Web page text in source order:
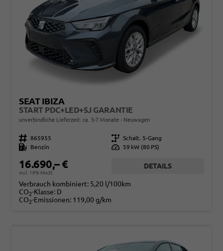
SEAT IBIZA
START PDC+LED+5J GARANTIE
unverbindliche Lieferzeit: ca. 5-7 Monate Neuwagen
Fahrzeugnr. 865955 Getriebe Schalt. 5-Gang
Kraftstoff
Benzin Leistung 59 kW (80 PS)
16.690,– €
incl. 19% MwSt.
DETAILS
Verbrauch kombiniert: 5,20 l/100km
CO2-Klasse: D
CO2-Emissionen: 119,00 g/km